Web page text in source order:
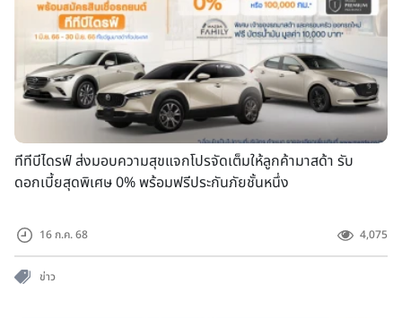
ทีทีบีไดรฟ์ ส่งมอบความสุขแจกโปรจัดเต็มให้ลูกค้ามาสด้า รับ
ดอกเบี้ยสุดพิเศษ 0% พร้อมฟรีประกันภัยชั้นหนึ่ง
16 ก.ค. 68 4,075
ข่าว